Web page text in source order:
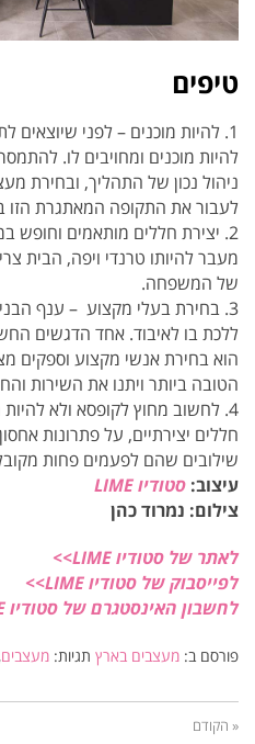
טיפים
1. להיות מוכנים – לפני
להיות מוכנים ומחויבים לו.
ניהול נכון של התהליך, ובחירת
לעבור את התקופה המאתגרת הזו
2. יצירת חללים מותאמים
מעבר להיותו טרנדי ויפה, הבית
של המשפחה.
3. בחירת בעלי מקצוע – ענף
ללכת בו לאיבוד. אחד הדגשים
הוא בחירת אנשי מקצוע וספקים
הטובה ביותר ויתנו את השירות
4. לחשוב מחוץ לקופסא ולא
חללים יצירתיים, על פתרונות
שילובים שהם לפעמים פחות
עיצוב: סטודיו LIME
צילום: נמרוד כהן
לאתר של סטודיו LIME
>>
לפייסבוק של סטודיו LIME>>
לחשבון האינסטגרם של סטודיו LIME>>
פורסם ב: מעצבים בארץ תגיות: מעצבים,
« הקודם